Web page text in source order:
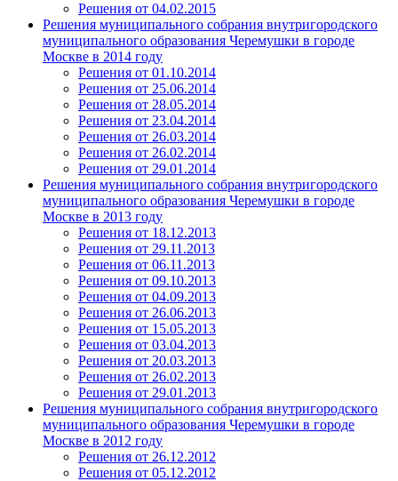
Решения от 04.02.2015
Решения муниципального собрания внутригородского
муниципального образования Черемушки в городе
Москве в 2014 году
Решения от 01.10.2014
Решения от 25.06.2014
Решения от 28.05.2014
Решения от 23.04.2014
Решения от 26.03.2014
Решения от 26.02.2014
Решения от 29.01.2014
Решения муниципального собрания внутригородского
муниципального образования Черемушки в городе
Москве в 2013 году
Решения от 18.12.2013
Решения от 29.11.2013
Решения от 06.11.2013
Решения от 09.10.2013
Решения от 04.09.2013
Решения от 26.06.2013
Решения от 15.05.2013
Решения от 03.04.2013
Решения от 20.03.2013
Решения от 26.02.2013
Решения от 29.01.2013
Решения муниципального собрания внутригородского
муниципального образования Черемушки в городе
Москве в 2012 году
Решения от 26.12.2012
Решения от 05.12.2012